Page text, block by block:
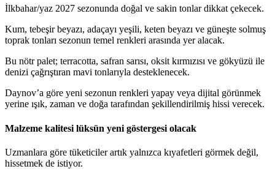
İlkbahar/yaz 2027 sezonunda doğal ve sakin tonlar dikkat çekecek.
Kum, tebeşir beyazı, adaçayı yeşili, keten beyazı ve güneşte solmuş
toprak tonları sezonun temel renkleri arasında yer alacak.
Bu nötr palet; terracotta, safran sarısı, oksit kırmızısı ve gökyüzü ile
denizi çağrıştıran mavi tonlarıyla desteklenecek.
Daynov’a göre yeni sezonun renkleri yapay veya dijital görünmek
yerine ışık, zaman ve doğa tarafından şekillendirilmiş hissi verecek.
Malzeme kalitesi lüksün yeni göstergesi olacak
Uzmanlara göre tüketiciler artık yalnızca kıyafetleri görmek değil,
hissetmek de istiyor.